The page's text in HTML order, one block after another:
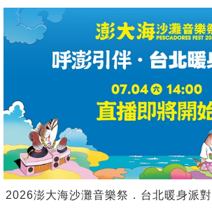
2026澎大海沙灘音樂祭．台北暖身派對